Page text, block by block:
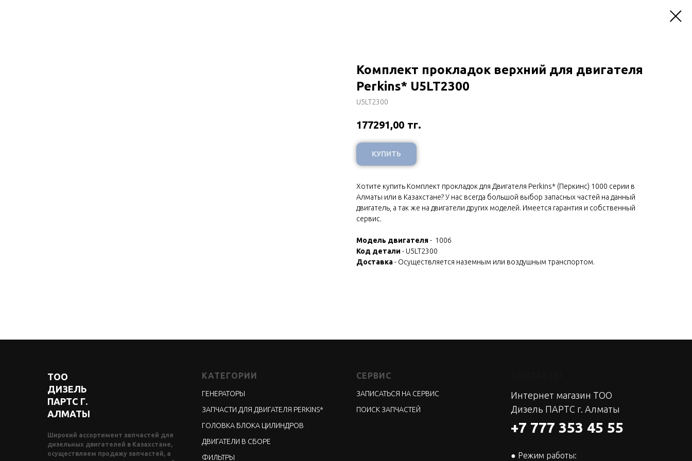
Комплект прокладок верхний для двигателя
Perkins* U5LT2300
U5LT2300
177291,00 тг.
КУПИТЬ
Хотите купить Комплект прокладок для Двигателя Perkins* (Перкинс) 1000 серии в
Алматы или в Казахстане? У нас всегда большой выбор запасных частей на данный
двигатель, а так же на двигатели других моделей. Имеется гарантия и собственный
сервис.
Модель двигателя- 1006
Код детали - U5LT2300
Доставка- Осуществляется наземным или воздушным транспортом.
ТОО
ДИЗЕЛЬ
ПАРТС Г.
АЛМАТЫ
Широкий ассортимент запчастей для
дизельных двигателей в Казахстане,
осуществляем продажу запчастей, а
КАТЕГОРИИ
ГЕНЕРАТОРЫ
ЗАПЧАСТИ ДЛЯ ДВИГАТЕЛЯ PERKINS*
ГОЛОВКА БЛОКА ЦИЛИНДРОВ
ДВИГАТЕЛИ В СБОРЕ
ФИЛЬТРЫ
СЕРВИС
ЗАПИСАТЬСЯ НА СЕРВИС
ПОИСК ЗАПЧАСТЕЙ
Интернет магазин ТОО
Дизель ПАРТС г. Алматы
+7 777 353 45 55
● Режим работы: